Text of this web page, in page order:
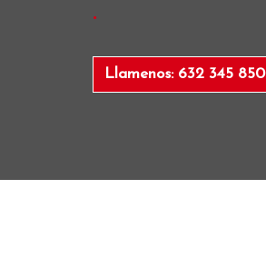
.
Llamenos: 632 345 850